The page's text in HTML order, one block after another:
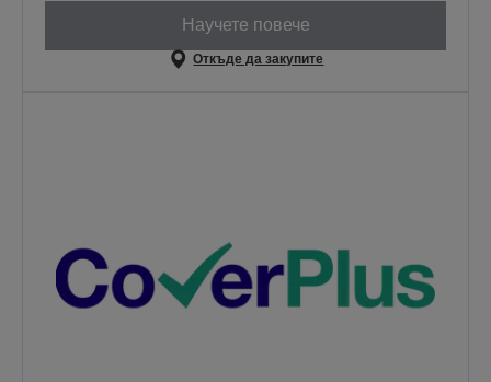
Научете повече
Откъде да закупите